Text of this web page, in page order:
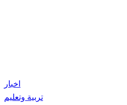
اخبار
تربية وتعليم